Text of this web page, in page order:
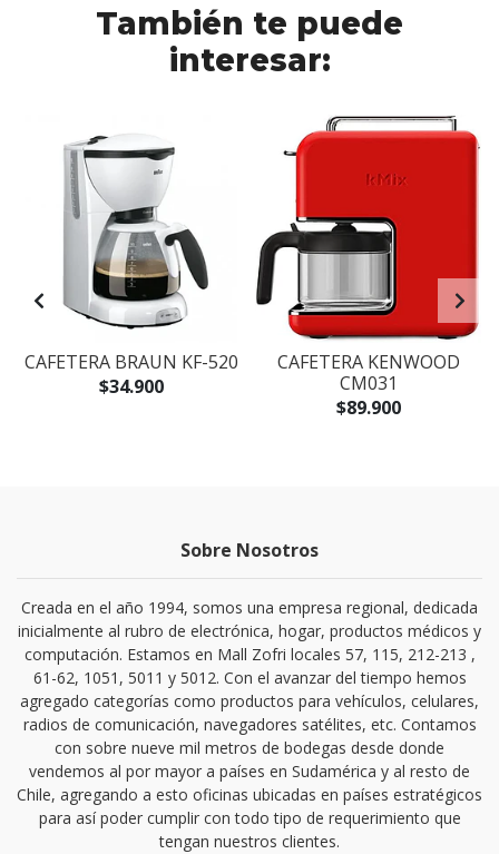
También te puede
interesar:
CAFETERA BRAUN KF-520
$34.900
CAFETERA KENWOOD
CM031
$89.900
Sobre Nosotros
Creada en el año 1994, somos una empresa regional, dedicada
inicialmente al rubro de electrónica, hogar, productos médicos y
computación. Estamos en Mall Zofri locales 57, 115, 212-213 ,
61-62, 1051, 5011 y 5012. Con el avanzar del tiempo hemos
agregado categorías como productos para vehículos, celulares,
radios de comunicación, navegadores satélites, etc. Contamos
con sobre nueve mil metros de bodegas desde donde
vendemos al por mayor a países en Sudamérica y al resto de
Chile, agregando a esto oficinas ubicadas en países estratégicos
para así poder cumplir con todo tipo de requerimiento que
tengan nuestros clientes.